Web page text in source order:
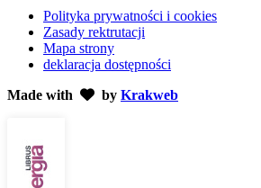
Polityka prywatności i cookies
Zasady rektrutacji
Mapa strony
deklaracja dostępności
Made with
by Krakweb